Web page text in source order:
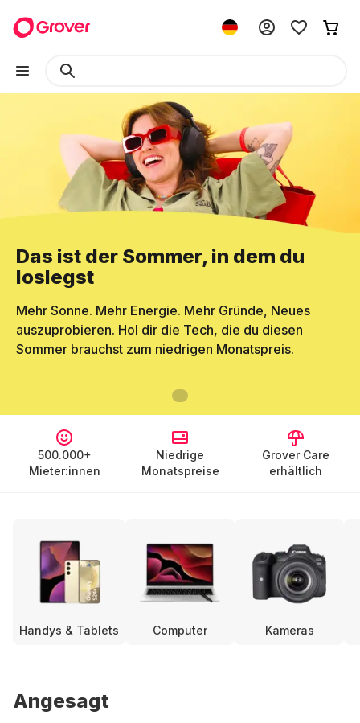
Das ist der Sommer, in dem du
loslegst
Mehr Sonne. Mehr Energie. Mehr Gründe, Neues
auszuprobieren. Hol dir die Tech, die du diesen
Sommer brauchst zum niedrigen Monatspreis.
500.000+
Mieter:innen
Niedrige
Monatspreise
Grover Care
erhältlich
Handys & Tablets Computer Kameras
Angesagt